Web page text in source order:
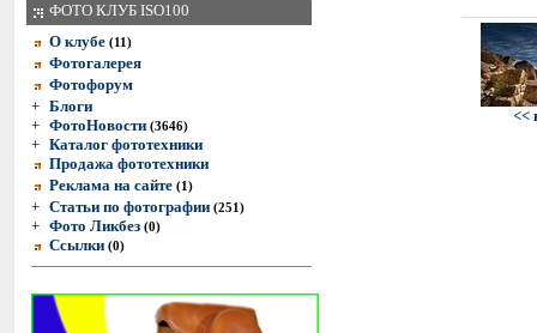
ФОТО КЛУБ ISO100
О клубе (11)
Фотогалерея
Фотофорум
+ Блоги
+ ФотоНовости (3646)
+ Каталог фототехники
Продажа фототехники
Реклама на сайте (1)
+ Статьи по фотографии (251)
+ Фото Ликбез (0)
Ссылки (0)
<<